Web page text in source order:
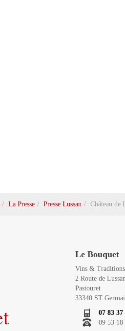
La Presse Presse Lussan Château de
Le Bouquet
Vins &
2 Route de Lussan
Pastouret
33340 ST
07 83 37
09 53 18